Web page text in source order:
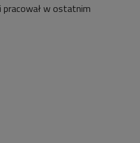
pracował w ostatnim